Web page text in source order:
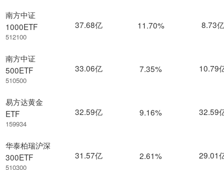
南方中证
1000ETF
512100
南方中证
500ETF
510500
易方达黄金
ETF
159934
华泰柏瑞沪深
300ETF
510300
37.68亿 11.70% 8.73亿
33.06亿 7.35% 10.79
32.59亿 9.16% 32.59
31.57亿 2.61% 29.01